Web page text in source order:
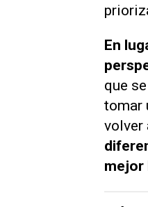
En
que
tomar
volver
mejor